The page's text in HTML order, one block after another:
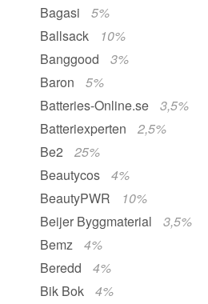
Bagasi
5%
Ballsack
10%
Banggood
3%
Baron
5%
Batteries-Online.se
3,5%
Batteriexperten
2,5%
Be2
25%
Beautycos
4%
BeautyPWR
10%
Beijer Byggmaterial
3,5%
Bemz
4%
Beredd
4%
Bik Bok
4%